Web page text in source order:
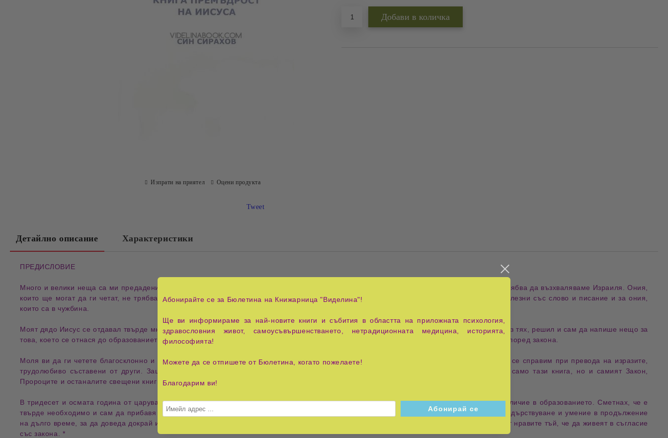
Изпрати на приятел Оцени продукта
Tweet
Детайлно описание Характеристики
ПРЕДИСЛОВИЕ
Много и велики неща са ми предадени чрез Закона, Пророците и последвалите ги други Писания. Заради знанието и мъдростта в тях трябва да възхваляваме Израиля. Ония,
които ще могат да ги четат, не трябва да остават само за себе си образовани. Като проявяват любознателност, те трябва да бъдат полезни със слово и писание и за ония,
които са в чужбина.
Моят дядо Иисус се отдавал твърде много в четене Закона, Пророците и други отечески книги. След като добил достатъчно опитност чрез тях, решил и сам да напише нещо за
това, което се отнася до образованието и мъдростта, та ученолюбивите, усвоили тия неща, да могат все повече да напредват в живота според закона.
Моля ви да ги четете благосклонно и внимателно, а също и да бъдете снизходителни, ако някъде би изглеждало, че не сме могли да се справим при превода на изразите,
трудолюбиво съставени от други. Защото казаното на еврейски няма съвсем същата сила, когато е преведено на друг език. И не само тази книга, но и самият Закон,
Пророците и останалите свещени книги имат немалко различие при четенето им в първообраза.
В тридесет и осмата година от царуването на Птоломей Евергет пристигнах в Египет и дълго време останах там. Намерих голямо различие в образованието. Сметнах, че е
твърде необходимо и сам да прибавя известно старание и трудолюбие, за да преведа споменатата по-горе книга. Приложих голямо бодърствуване и умение в продължение
на дълго време, за да доведа докрай издаването на книгата за онези преселници, които желаят да бъдат ученолюбиви и да си подготвят нравите тъй, че да живеят в съгласие
със закона. *
Абонирайте се за Бюлетина на Книжарница "Виделина"!
Ще ви информираме за най-новите книги и събития в областта на приложната психология,
здравословния живот, самоусъвършенстването, нетрадиционната медицина, историята,
философията!
Можете да се отпишете от Бюлетина, когато пожелаете!
Благодарим ви!